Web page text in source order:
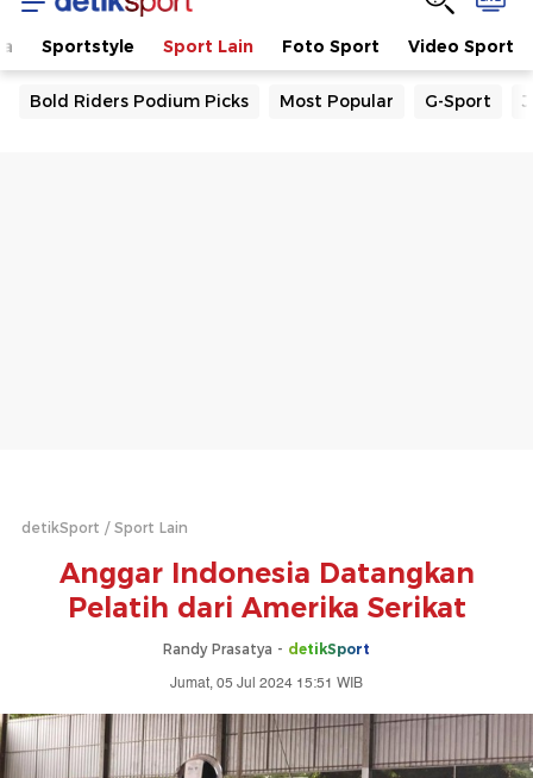
Sportstyle Sport Lain Foto Sport Video Sport
Bold Riders Podium Picks Most Popular G-Sport
detikSport Sport Lain
Anggar Indonesia Datangkan
Pelatih dari Amerika Serikat
Randy Prasatya - detikSport
Jumat, 05 Jul 2024 15:51 WIB